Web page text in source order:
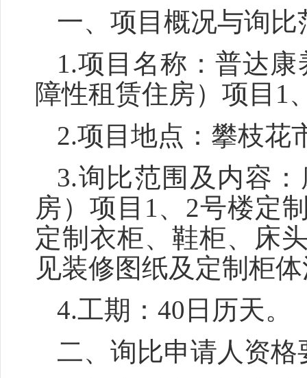
一、 项目概况与询比
1.项目名称 ： 普达康
障性租赁住房）项目1
2.项目地点： 攀枝花
3.询比范围及内容：
房）项目1、2号楼定
定制衣柜、鞋柜、床
见装修图纸及定制柜
4.工期：40日历天。
二、 询比申请人资格